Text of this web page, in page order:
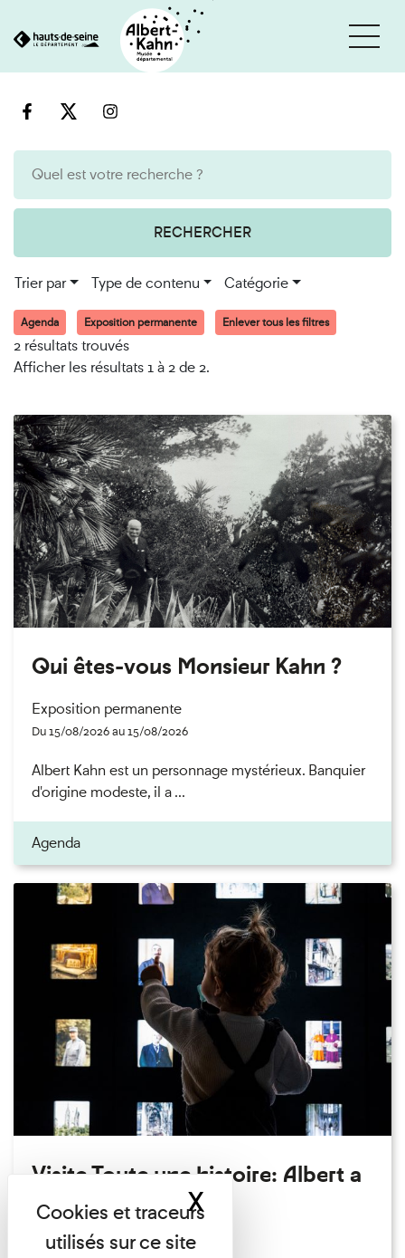
au
RECHERCHER
Trier par Type de contenu Catégorie
Agenda Exposition permanente Enlever tous les filtres
2 résultats trouvés
Afficher les résultats 1 à 2 de 2.
Qui êtes-vous Monsieur Kahn ?
Exposition permanente
Du 15/08/2026 au 15/08/2026
Albert Kahn est un personnage mystérieux. Banquier
d'origine modeste, il a ...
Agenda
Visite Toute une histoire: Albert a
perdu son chapeau!
Exposition permanente
Cookies et traceurs utilisés sur ce site
XMasquer le